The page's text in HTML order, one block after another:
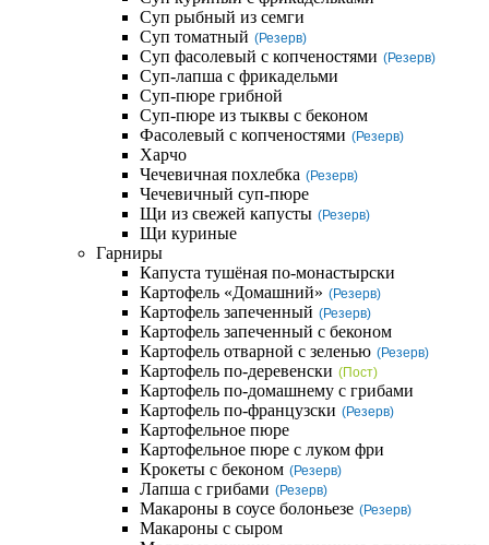
Суп рыбный из семги
Суп томатный (Резерв)
Суп фасолевый с копченостями (Резерв)
Суп-лапша с фрикадельми
Суп-пюре грибной
Суп-пюре из тыквы с беконом
Фасолевый с копченостями (Резерв)
Харчо
Чечевичная похлебка (Резерв)
Чечевичный суп-пюре
Щи из свежей капусты (Резерв)
Щи куриные
Гарниры
Капуста тушёная по-монастырски
Картофель «Домашний» (Резерв)
Картофель запеченный (Резерв)
Картофель запеченный с беконом
Картофель отварной с зеленью (Резерв)
Картофель по-деревенски (Пост)
Картофель по-домашнему с грибами
Картофель по-французски (Резерв)
Картофельное пюре
Картофельное пюре с луком фри
Крокеты с беконом (Резерв)
Лапша с грибами (Резерв)
Макароны в соусе болоньезе (Резерв)
Макароны с сыром